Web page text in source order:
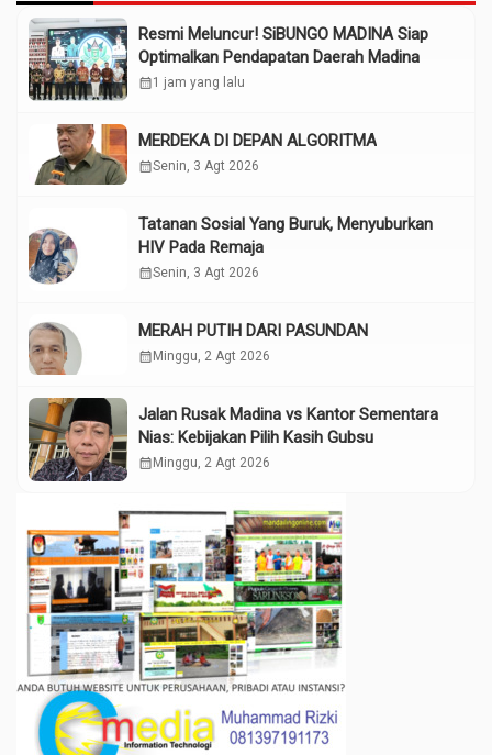
Resmi Meluncur! SiBUNGO MADINA Siap
Optimalkan Pendapatan Daerah Madina
calendar_month1 jam yang lalu
MERDEKA DI DEPAN ALGORITMA
calendar_monthSenin, 3 Agt 2026
Tatanan Sosial Yang Buruk, Menyuburkan
HIV Pada Remaja
calendar_monthSenin, 3 Agt 2026
MERAH PUTIH DARI PASUNDAN
calendar_month Minggu, 2 Agt 2026
Jalan Rusak Madina vs Kantor Sementara
Nias: Kebijakan Pilih Kasih Gubsu
calendar_month Minggu, 2 Agt 2026